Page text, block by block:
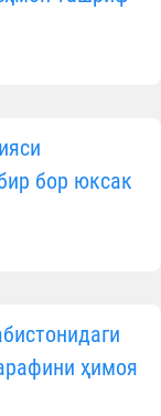
бор юксак
ҳимоя